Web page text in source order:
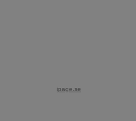
ipage.se